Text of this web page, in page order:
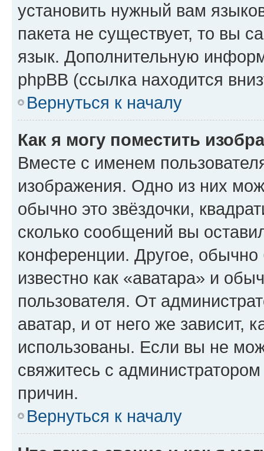
установить нужный вам
пакета не существует, то вы
язык. Дополнительную
phpBB (ссылка находится
Вернуться к началу
Как я могу поместить
Вместе с именем
изображения. Одно из них
обычно это звёздочки,
сколько сообщений вы
конференции. Другое,
известно как «аватара» и
пользователя. От
аватар, и от него же зависит,
использованы. Если вы не
свяжитесь с
причин.
Вернуться к началу